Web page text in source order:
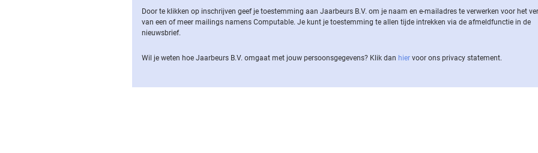
Door te klikken op inschrijven geef je toestemming aan Jaarbeurs B.V. om je naam en e-mailadres te verwerken voor het
van een of meer mailings namens Computable. Je kunt je toestemming te allen tijde intrekken via de af­meld­func­tie in de
nieuwsbrief.
Wil je weten hoe Jaarbeurs B.V. omgaat met jouw per­soons­ge­ge­vens? Klik dan hier voor ons privacy statement.